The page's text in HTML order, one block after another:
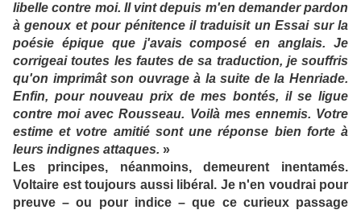
libelle contre moi. Il vint depuis m'en demander pardon
à genoux et pour pénitence il traduisit un Essai sur la
poésie épique que j'avais composé en anglais. Je
corrigeai toutes les fautes de sa traduction, je souffris
qu'on imprimât son ouvrage à la suite de la Henriade.
Enfin, pour nouveau prix de mes bontés, il se ligue
contre moi avec Rousseau. Voilà mes ennemis. Votre
estime et votre amitié sont une réponse bien forte à
leurs indignes attaques. »
Les principes, néanmoins, demeurent inentamés.
Voltaire est toujours aussi libéral. Je n'en voudrai pour
preuve – ou pour indice – que ce curieux passage